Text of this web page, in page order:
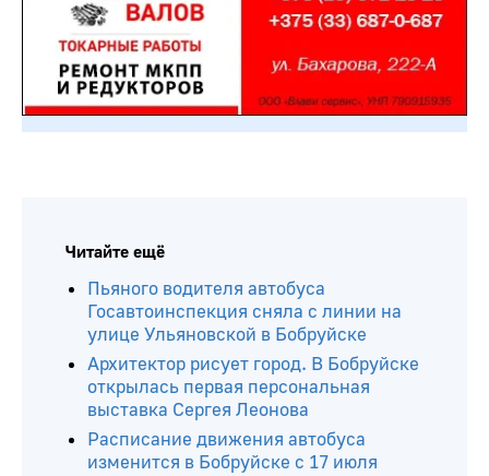
Читайте ещё
Пьяного водителя автобуса
Госавтоинспекция сняла с линии на
улице Ульяновской в Бобруйске
Архитектор рисует город. В Бобруйске
открылась первая персональная
выставка Сергея Леонова
Расписание движения автобуса
изменится в Бобруйске с 17 июля